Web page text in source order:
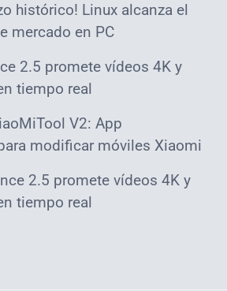
histórico! Linux alcanza el
mercado en PC
2.5 promete vídeos 4K y
tiempo real
V2: App
modificar móviles Xiaomi
2.5 promete vídeos 4K y
tiempo real